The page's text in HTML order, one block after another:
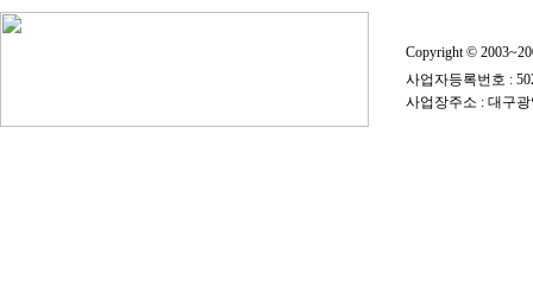
Copyright ©
사업자등록번호 :
사업장주소 : 대구